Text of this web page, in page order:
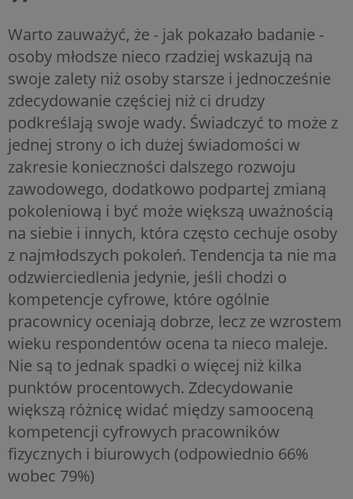
Warto zauważyć, że - jak pokazało badanie -
osoby młodsze nieco rzadziej wskazują na
swoje zalety niż osoby starsze i jednocześnie
zdecydowanie częściej niż ci drudzy
podkreślają swoje wady. Świadczyć to może z
jednej strony o ich dużej świadomości w
zakresie konieczności dalszego rozwoju
zawodowego, dodatkowo podpartej zmianą
pokoleniową i być może większą uważnością
na siebie i innych, która często cechuje osoby
z najmłodszych pokoleń. Tendencja ta nie ma
odzwierciedlenia jedynie, jeśli chodzi o
kompetencje cyfrowe, które ogólnie
pracownicy oceniają dobrze, lecz ze wzrostem
wieku respondentów ocena ta nieco maleje.
Nie są to jednak spadki o więcej niż kilka
punktów procentowych. Zdecydowanie
większą różnicę widać między samooceną
kompetencji cyfrowych pracowników
fizycznych i biurowych (odpowiednio 66%
wobec 79%)